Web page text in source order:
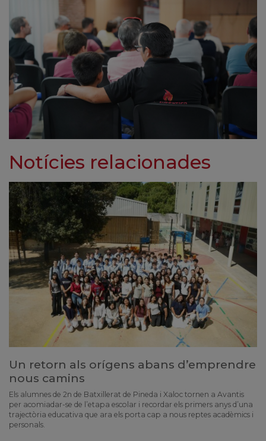
Notícies relacionades
Un retorn als orígens abans d’emprendre
nous camins
Els alumnes de 2n de Batxillerat de Pineda i Xaloc tornen a Avantis
per acomiadar-se de l’etapa escolar i recordar els primers anys d’una
trajectòria educativa que ara els porta cap a nous reptes acadèmics i
personals.